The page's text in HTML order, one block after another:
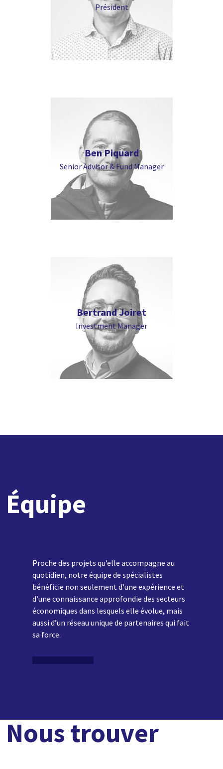
Président
Ben Piquard
Senior Advisor & Fund Manager
Bertrand Joiret
Investment Manager
Équipe
Proche des projets qu’elle accompagne au
quotidien, notre équipe de spécialistes
bénéficie non seulement d’une expérience et
d’une connaissance approfondie des secteurs
économiques dans lesquels elle évolue, mais
aussi d’un réseau unique de partenaires qui fait
sa force.
Nous trouver